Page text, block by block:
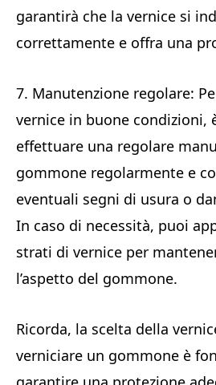
garantirà che la vernice si
correttamente e offra una
7. Manutenzione regolare:
vernice in buone condizioni,
effettuare una regolare
gommone regolarmente e
eventuali segni di usura o
In caso di necessità, puoi
strati di vernice per
l’aspetto del gommone.
Ricorda, la scelta della
verniciare un gommone è